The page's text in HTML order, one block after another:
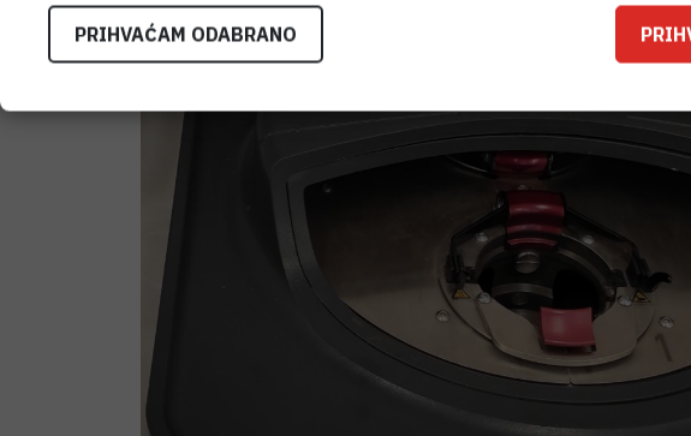
PRIHVAĆAM ODABRANO